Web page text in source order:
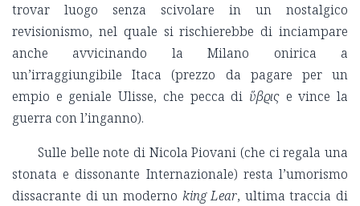
trovar luogo senza scivolare in un nostalgico
revisionismo, nel quale si rischierebbe di inciampare
anche avvicinando la Milano onirica a
un’irraggiungibile Itaca (prezzo da pagare per un
empio e geniale Ulisse, che pecca di ὕβϱιςe vince la
guerra con l’inganno).
Sulle belle note di Nicola Piovani (che ci regala una
stonata e dissonante Internazionale) resta l’umorismo
dissacrante di un moderno king Lear, ultima traccia di